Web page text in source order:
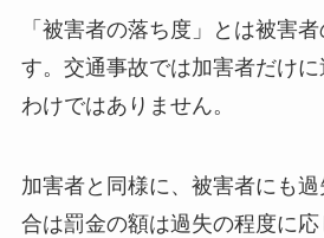
「被害者の落ち度」とは被害
す。交通事故では加害者だけ
わけではありません。
加害者と同様に、被害者にも
合は罰金の額は過失の程度に応